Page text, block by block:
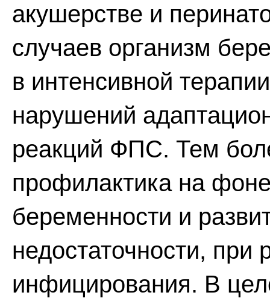
акушерстве и
случаев организм
в интенсивной
нарушений
реакций ФПС. Тем
профилактика на
беременности и
недостаточности, при
инфицирования. В